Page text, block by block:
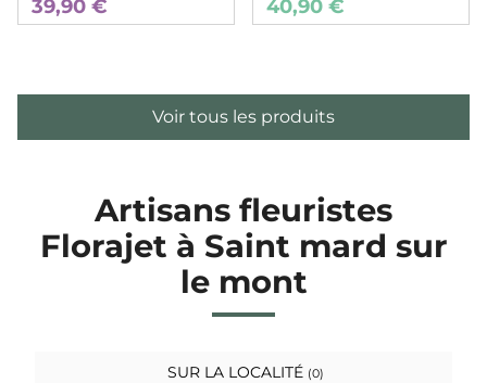
39,90 € 40,90 €
Voir tous les produits
Artisans fleuristes
Florajet à Saint mard sur
le mont
SUR LA LOCALITÉ (0)